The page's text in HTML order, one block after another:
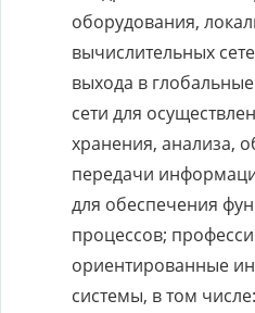
оборудования,
вычислительных
выхода в
сети для
хранения, анализа,
передачи
для обеспечения
процессов;
ориентированные
системы, в том